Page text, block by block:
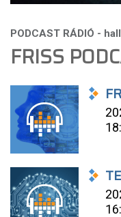
FRISS